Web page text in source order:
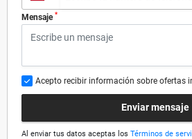
Mensaje *
Acepto recibir información sobre ofertas
Enviar mensaje
Al enviar tus datos aceptas los Términos de